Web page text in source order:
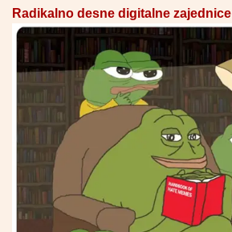
Radikalno desne digitalne zajednice